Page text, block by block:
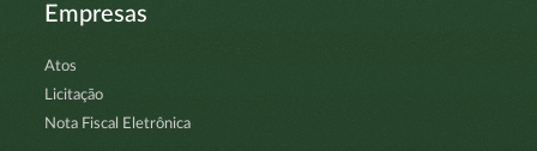
Empresas
Atos
Licitação
Nota Fiscal Eletrônica